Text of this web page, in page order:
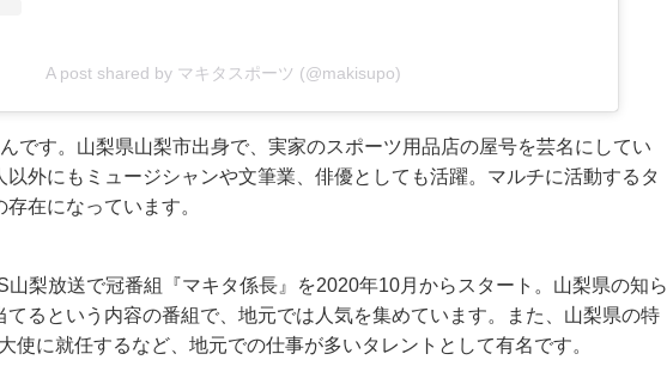
A post shared by マキタスポーツ (@makisupo)
です。山梨県山梨市出身で、実家のスポーツ用品店の屋号を芸名にしてい
以外にもミュージシャンや文筆業、俳優としても活躍。マルチに活動するタ
在になっています。
山梨放送で冠番組『マキタ係長』を2020年10月からスタート。山梨県の知ら
てるという内容の番組で、地元では人気を集めています。また、山梨県の特
使に就任するなど、地元での仕事が多いタレントとして有名です。